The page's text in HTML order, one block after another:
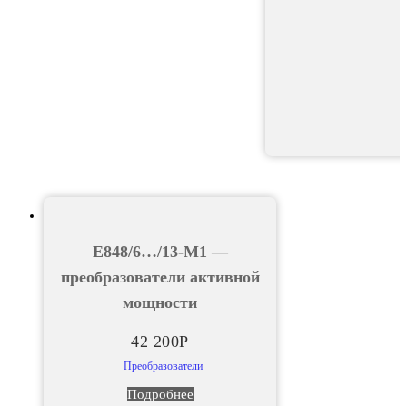
Е848/6…/13-М1 —
преобразователи активной
мощности
42 200Р
Преобразователи
Подробнее